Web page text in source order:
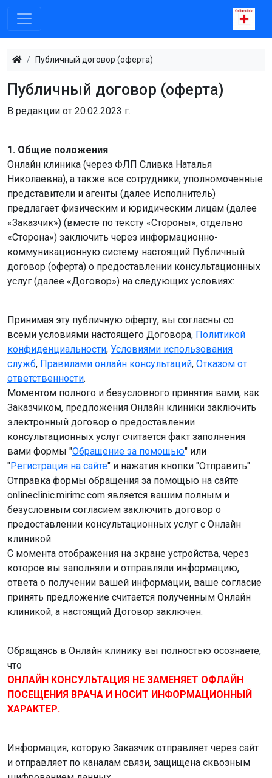
Публичный договор (оферта)
Публичный договор (оферта)
В редакции от 20.02.2023 г.
1. Общие положения
Онлайн клиника (через ФЛП Сливка Наталья
Николаевна), а также все сотрудники, уполномоченные
представители и агенты (далее Исполнитель)
предлагает физическим и юридическим лицам (далее
«Заказчик») (вместе по тексту «Стороны», отдельно
«Сторона») заключить через информационно-
коммуникационную систему настоящий Публичный
договор (оферта) о предоставлении консультационных
услуг (далее «Договор») на следующих условиях:
Принимая эту публичную оферту, вы согласны со
всеми условиями настоящего Договора, Политикой
конфиденциальности, Условиями использования
служб, Правилами онлайн консультаций, Отказом от
ответственности.
Моментом полного и безусловного принятия вами, как
Заказчиком, предложения Онлайн клиники заключить
электронный договор о предоставлении
консультационных услуг считается факт заполнения
вами формы "Обращение за помощью" или
"Регистрация на сайте" и нажатия кнопки "Отправить".
Отправка формы обращения за помощью на сайте
onlineclinic.mirimc.com является вашим полным и
безусловным согласием заключить договор о
предоставлении консультационных услуг с Онлайн
клиникой.
С момента отображения на экране устройства, через
которое вы заполняли и отправляли информацию,
ответа о получении вашей информации, ваше согласие
принять предложение считается полученным Онлайн
клиникой, а настоящий Договор заключен.
Обращаясь в Онлайн клинику вы полностью осознаете,
что
ОНЛАЙН КОНСУЛЬТАЦИЯ НЕ ЗАМЕНЯЕТ ОФЛАЙН
ПОСЕЩЕНИЯ ВРАЧА И НОСИТ ИНФОРМАЦИОННЫЙ
ХАРАКТЕР.
Информация, которую Заказчик отправляет через сайт
и отправляет по каналам связи, защищена сквозным